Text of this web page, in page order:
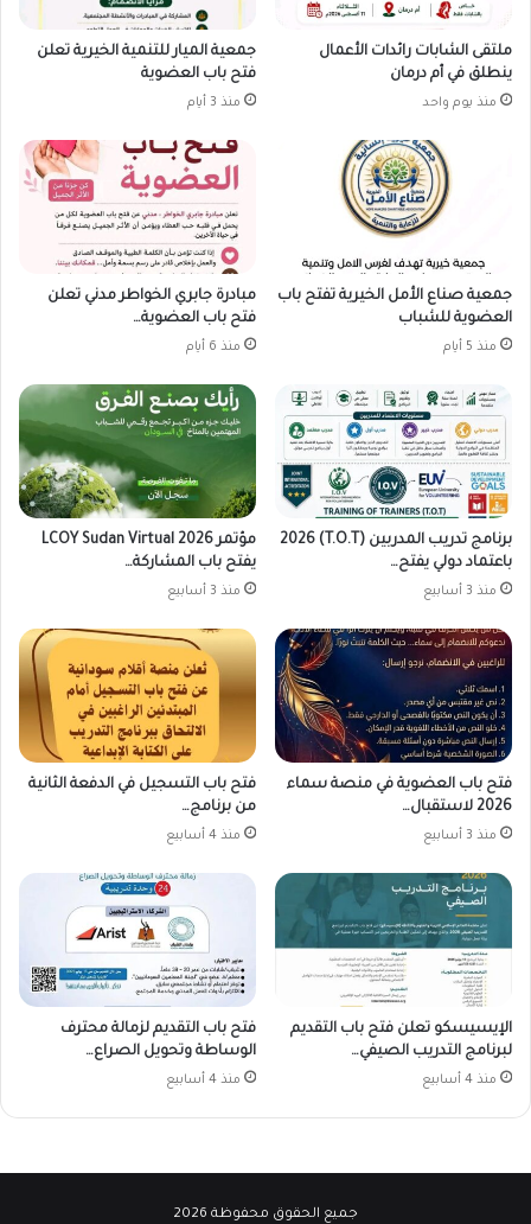
ملتقى الشابات رائدات الأعمال
ينطلق في أم درمان
منذ يوم واحد
جمعية الميار للتنمية الخيرية تعلن
فتح باب العضوية
منذ 3 أيام
جمعية صناع الأمل الخيرية تفتح باب
العضوية للشباب
منذ 5 أيام
مبادرة جابري الخواطر مدني تعلن
فتح باب العضوية…
منذ 6 أيام
برنامج تدريب المدربين (T.O.T) 2026
باعتماد دولي يفتح…
منذ 3 أسابيع
مؤتمر LCOY Sudan Virtual 2026
يفتح باب المشاركة…
منذ 3 أسابيع
فتح باب العضوية في منصة سماء
2026 لاستقبال…
منذ 3 أسابيع
فتح باب التسجيل في الدفعة الثانية
من برنامج…
منذ 4 أسابيع
الإيسيسكو تعلن فتح باب التقديم
لبرنامج التدريب الصيفي…
منذ 4 أسابيع
فتح باب التقديم لزمالة محترف
الوساطة وتحويل الصراع…
منذ 4 أسابيع
جميع الحقوق محفوظة 2026